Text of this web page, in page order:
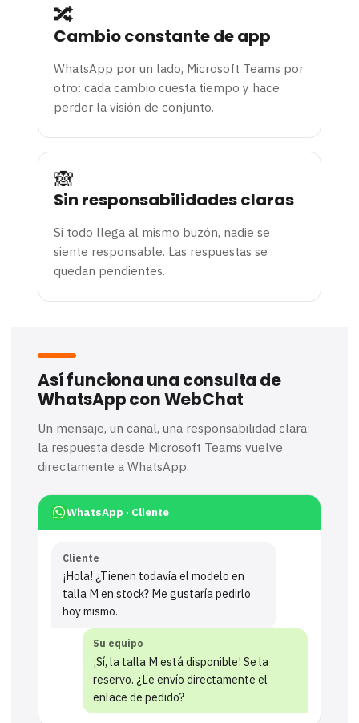
🔀
Cambio constante de app
WhatsApp por un lado, Microsoft Teams por
otro: cada cambio cuesta tiempo y hace
perder la visión de conjunto.
🙈
Sin responsabilidades claras
Si todo llega al mismo buzón, nadie se
siente responsable. Las respuestas se
quedan pendientes.
Así funciona una consulta de
WhatsApp con WebChat
Un mensaje, un canal, una responsabilidad clara:
la respuesta desde Microsoft Teams vuelve
directamente a WhatsApp.
WhatsApp · Cliente
Cliente
¡Hola! ¿Tienen todavía el modelo en
talla M en stock? Me gustaría pedirlo
hoy mismo.
Su equipo
¡Sí, la talla M está disponible! Se la
reservo. ¿Le envío directamente el
enlace de pedido?